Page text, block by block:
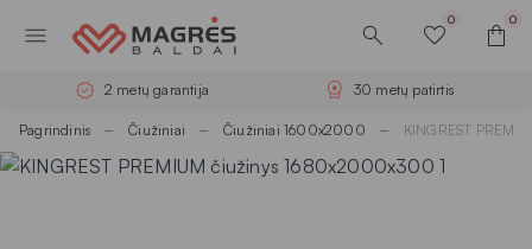
0 0
2 metų garantija 30 metų patirtis
Pagrindinis Čiužiniai Čiužiniai 1600x2000 KINGREST